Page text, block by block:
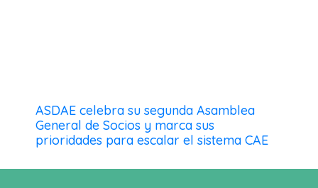
ASDAE celebra su segunda Asamblea
General de Socios y marca sus
prioridades para escalar el sistema CAE